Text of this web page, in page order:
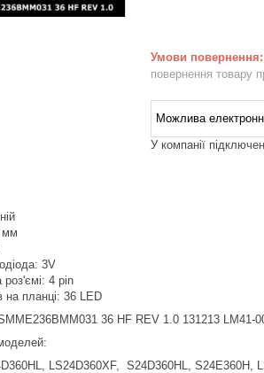
повернення товару
У компанії
мм
3V
роз'ємі: 4 pin
на планці: 36 LED
36 HF REV 1.0 131213 LM41-
LS24D360XF, S24D360HL, S24E360H,